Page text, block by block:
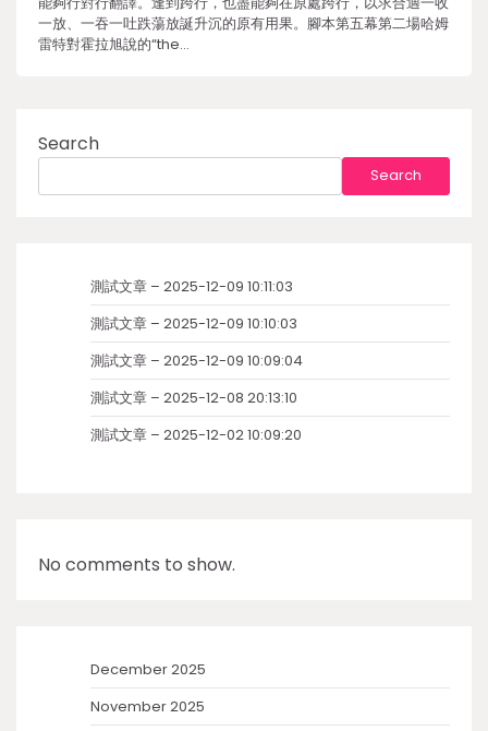
一放、一吞一吐跌蕩放誕升沉的原有用果。腳本第五幕第二場哈姆
雷特對霍拉旭說的“the…
Search
Search
測試文章 – 2025-12-09 10:11:03
測試文章 – 2025-12-09 10:10:03
測試文章 – 2025-12-09 10:09:04
測試文章 – 2025-12-08 20:13:10
測試文章 – 2025-12-02 10:09:20
No comments to show.
December 2025
November 2025